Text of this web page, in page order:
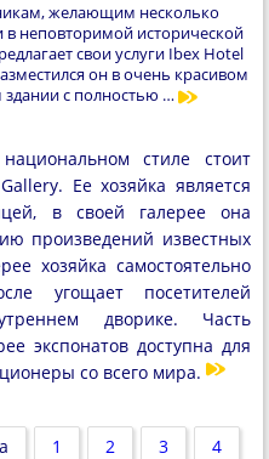
желающим несколько
в неповторимой исторической
свои услуги Ibex Hotel
он в очень красивом
здании с полностью …
стиле стоит
Ее хозяйка является
в своей галерее она
произведений известных
хозяйка самостоятельно
угощает посетителей
дворике. Часть
экспонатов доступна для
со всего мира.
1 2 3 4